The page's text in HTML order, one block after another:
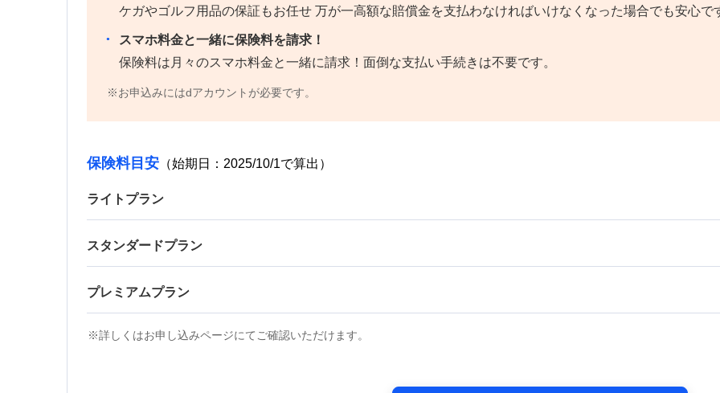
ケガやゴルフ用品の保証もお任せ 万が一高額な賠償金を支払わなければいけなくなった場合でも安心で
スマホ料金と一緒に保険料を請求！
保険料は月々のスマホ料金と一緒に請求！面倒な支払い手続きは不要です。
お申込みにはdアカウントが必要です。
保険料目安 （始期日：2025/10/1で算出）
ライトプラン
スタンダードプラン
プレミアムプラン
詳しくはお申し込みページにてご確認いただけます。